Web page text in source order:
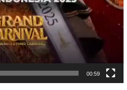
00:59